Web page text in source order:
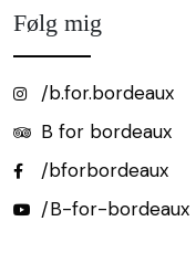
Følg mig
/b.for.bordeaux
B for bordeaux
/bforbordeaux
/B-for-bordeaux